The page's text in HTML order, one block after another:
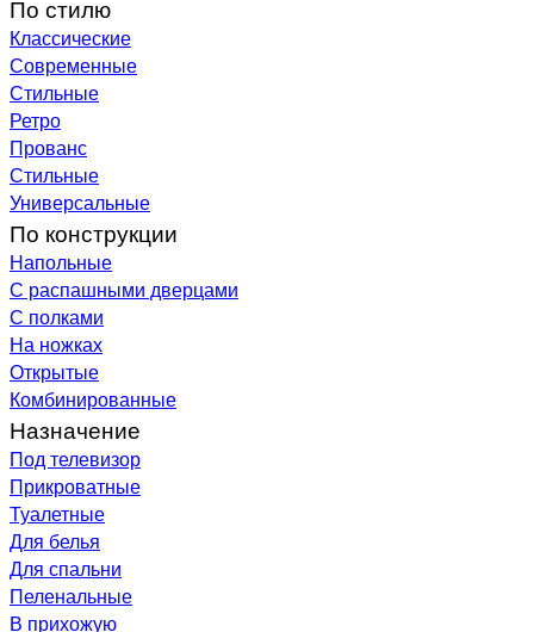
По стилю
Классические
Современные
Стильные
Ретро
Прованс
Стильные
Универсальные
По конструкции
Напольные
С распашными дверцами
С полками
На ножках
Открытые
Комбинированные
Назначение
Под телевизор
Прикроватные
Туалетные
Для белья
Для спальни
Пеленальные
В прихожую